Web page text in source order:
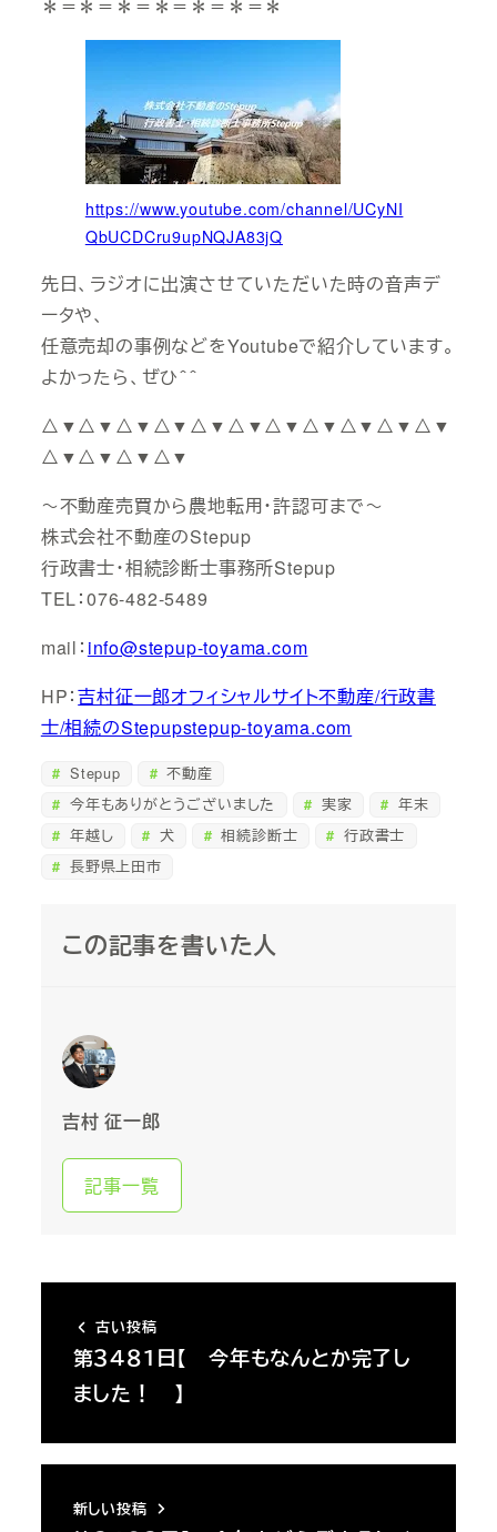
＊＝＊＝＊＝＊＝＊＝＊＝＊
https://www.youtube.com/channel/UCyNI
QbUCDCru9upNQJA83jQ
先日、ラジオに出演させていただいた時の音声デ
ータや、
任意売却の事例などをYoutubeで紹介しています。
よかったら、ぜひ＾＾
△▼△▼△▼△▼△▼△▼△▼△▼△▼△▼△▼
△▼△▼△▼△▼
～不動産売買から農地転用・許認可まで～
株式会社不動産のStepup
行政書士・相続診断士事務所Stepup
TEL：076-482-5489
mail： info@stepup-toyama.com
HP：吉村征一郎オフィシャルサイト不動産/行政書
士/相続のStepupstepup-toyama.com
Stepup
不動産
今年もありがとうございました
実家
年末
年越し
犬 相続診断士
行政書士
長野県上田市
この記事を書いた人
吉村 征一郎
記事一覧
古い投稿
第３４８１日【 今年もなんとか完了し
ました！ 】
新しい投稿